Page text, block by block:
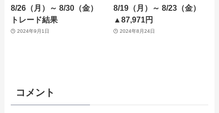
8/26（月）～ 8/30（金）
トレード結果
2024年9月1日
8/19（月）～ 8/23（金）
▲87,971円
2024年8月24日
コメント